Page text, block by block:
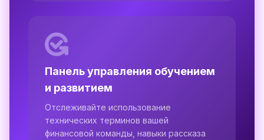
Панель управления обучением
и развитием
Отслеживайте использование
технических терминов вашей
финансовой команды, навыки рассказа